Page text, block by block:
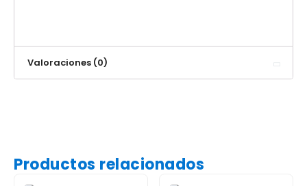
Valoraciones (0)
Productos relacionados